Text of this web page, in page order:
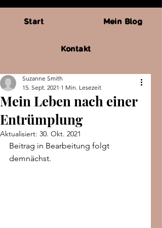
Start Mein Blog
Kontakt
Mein Leben nach einer
Entrümplung
Suzanne Smith
15. Sept. 2021 1 Min. Lesezeit
Aktualisiert: 30. Okt. 2021
Beitrag in Bearbeitung folgt
demnächst.